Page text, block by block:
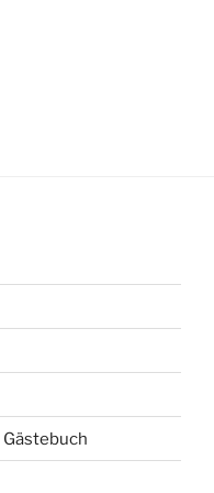
Gästebuch